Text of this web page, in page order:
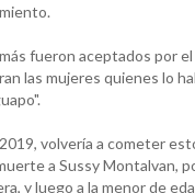
fueron aceptados por
las mujeres quienes lo
volvería a cometer
a Sussy Montalvan,
y luego a la menor de